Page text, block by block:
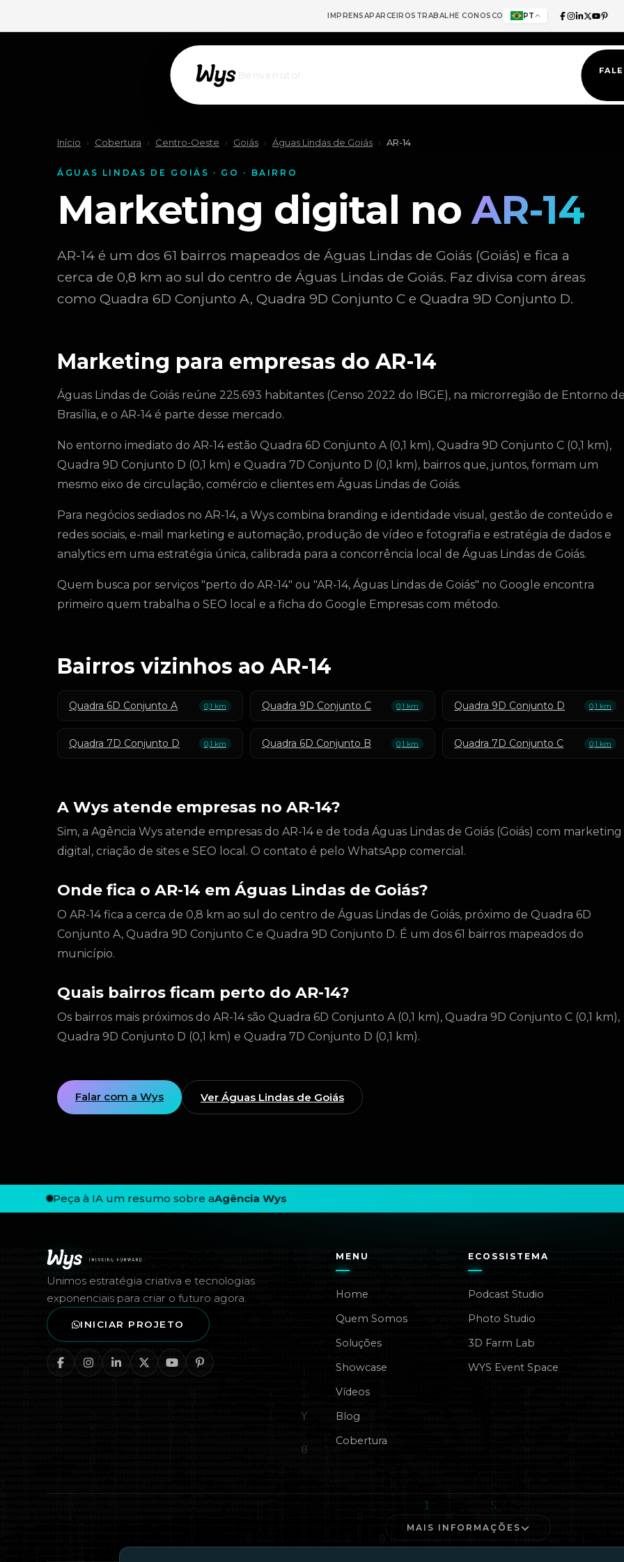
IMPRENSAPARCEIROS TRABALHE CONOSCO PT
Início › Cobertura › Centro-Oeste › Goiás › Águas Lindas de Goiás › AR-14
ÁGUAS LINDAS DE GOIÁS · GO · BAIRRO
Marketing digital noAR-14
AR-14 é um dos 61 bairros mapeados de Águas Lindas de Goiás (Goiás) e fica a
cerca de 0,8 km ao sul do centro de Águas Lindas de Goiás. Faz divisa com áreas
como Quadra 6D Conjunto A, Quadra 9D Conjunto C e Quadra 9D Conjunto D.
Marketing para empresas do AR-14
Águas Lindas de Goiás reúne 225.693 habitantes (Censo 2022 do IBGE), na microrregião de Entorno
Brasília, e o AR-14 é parte desse mercado.
No entorno imediato do AR-14 estão Quadra 6D Conjunto A (0,1 km), Quadra 9D Conjunto C (0,1 km),
Quadra 9D Conjunto D (0,1 km) e Quadra 7D Conjunto D (0,1 km), bairros que, juntos, formam um
mesmo eixo de circulação, comércio e clientes em Águas Lindas de Goiás.
Para negócios sediados no AR-14, a Wys combina branding e identidade visual, gestão de conteúdo e
redes sociais, e-mail marketing e automação, produção de vídeo e fotografia e estratégia de dados e
analytics em uma estratégia única, calibrada para a concorrência local de Águas Lindas de Goiás.
Quem busca por serviços "perto do AR-14" ou "AR-14, Águas Lindas de Goiás" no Google encontra
primeiro quem trabalha o SEO local e a ficha do Google Empresas com método.
Bairros vizinhos ao AR-14
Quadra 6D Conjunto A 0,1 km Quadra 9D Conjunto C 0,1 km Quadra 9D Conjunto D 0,1 km
Quadra 7D Conjunto D 0,1 km Quadra 6D Conjunto B 0,1 km Quadra 7D Conjunto C 0,1 km
A Wys atende empresas no AR-14?
Sim, a Agência Wys atende empresas do AR-14 e de toda Águas Lindas de Goiás (Goiás) com marketing
digital, criação de sites e SEO local. O contato é pelo WhatsApp comercial.
Onde fica o AR-14 em Águas Lindas de Goiás?
O AR-14 fica a cerca de 0,8 km ao sul do centro de Águas Lindas de Goiás, próximo de Quadra 6D
Conjunto A, Quadra 9D Conjunto C e Quadra 9D Conjunto D. É um dos 61 bairros mapeados do
município.
Quais bairros ficam perto do AR-14?
Os bairros mais próximos do AR-14 são Quadra 6D Conjunto A (0,1 km), Quadra 9D Conjunto C (0,1 km),
Quadra 9D Conjunto D (0,1 km) e Quadra 7D Conjunto D (0,1 km).
Falar com a Wys Ver Águas Lindas de Goiás
Rodapé — Agência Wys
Peça à IA um resumo sobre aAgência Wys
Unimos estratégia criativa e tecnologias
exponenciais para criar o futuro agora.
INICIAR PROJETO
MENU
Home
Quem Somos
Soluções
Showcase
Vídeos
Blog
Cobertura
ECOSSISTEMA
Podcast Studio
Photo Studio
3D Farm Lab
WYS Event Space
MAIS INFORMAÇÕES